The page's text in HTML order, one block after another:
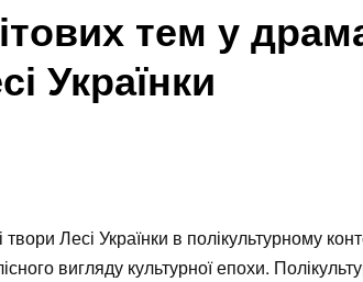
тем у
Українки
Лесі Українки в полікультурному
вигляду культурної епохи.